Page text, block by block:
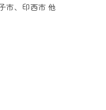
市、印西市 他